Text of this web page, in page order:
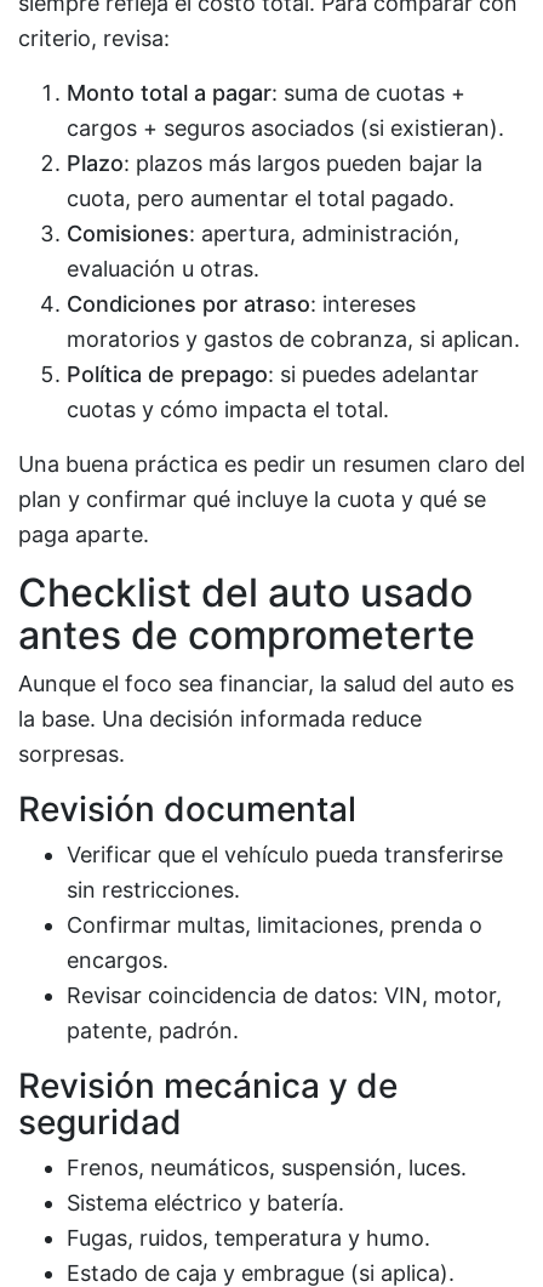
criterio, revisa:
Monto total a pagar: suma de cuotas +
cargos + seguros asociados (si existieran).
Plazo: plazos más largos pueden bajar la
cuota, pero aumentar el total pagado.
Comisiones: apertura, administración,
evaluación u otras.
Condiciones por atraso: intereses
moratorios y gastos de cobranza, si aplican.
Política de prepago: si puedes adelantar
cuotas y cómo impacta el total.
Una buena práctica es pedir un resumen claro del
plan y confirmar qué incluye la cuota y qué se
paga aparte.
Checklist del auto usado
antes de comprometerte
Aunque el foco sea financiar, la salud del auto es
la base. Una decisión informada reduce
sorpresas.
Revisión documental
Verificar que el vehículo pueda transferirse
sin restricciones.
Confirmar multas, limitaciones, prenda o
encargos.
Revisar coincidencia de datos: VIN, motor,
patente, padrón.
Revisión mecánica y de
seguridad
Frenos, neumáticos, suspensión, luces.
Sistema eléctrico y batería.
Fugas, ruidos, temperatura y humo.
Estado de caja y embrague (si aplica).